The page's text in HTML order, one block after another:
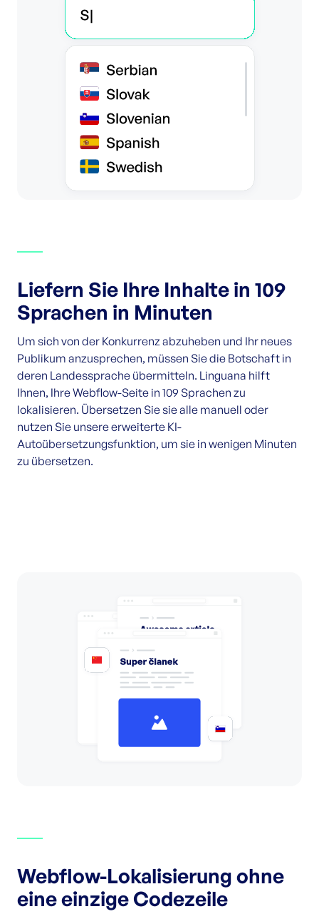
Liefern Sie Ihre Inhalte in 109
Sprachen in Minuten
Um sich von der Konkurrenz abzuheben und Ihr neues
Publikum anzusprechen, müssen Sie die Botschaft in
deren Landessprache übermitteln. Linguana hilft
Ihnen, Ihre Webflow-Seite in 109 Sprachen zu
lokalisieren. Übersetzen Sie sie alle manuell oder
nutzen Sie unsere erweiterte KI-
Autoübersetzungsfunktion, um sie in wenigen Minuten
zu übersetzen.
Webflow-Lokalisierung ohne
eine einzige Codezeile